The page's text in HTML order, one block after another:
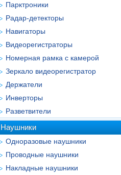
Парктроники
Радар-детекторы
Навигаторы
Видеорегистраторы
Номерная рамка с камерой
Зеркало видеорегистратор
Держатели
Инверторы
Разветвители
Наушники
Одноразовые наушники
Проводные наушники
Накладные наушники